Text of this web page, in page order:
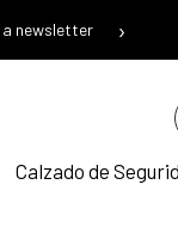
a newsletter ›
Calzado de